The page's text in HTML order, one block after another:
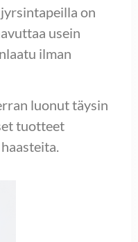
on
usein
ilman
luonut täysin
tuotteet